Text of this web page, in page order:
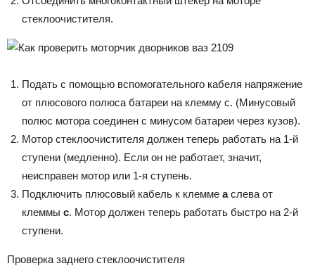
стеклоочистителя.
Подать с помощью вспомогательного кабеля напряжение
от плюсового полюса батареи на клемму с. (Минусовый
полюс мотора соединен с минусом батареи через кузов).
Мотор стеклоочистителя должен теперь работать на 1-й
ступени (медленно). Если он не работает, значит,
неисправен мотор или 1-я ступень.
Подключить плюсовый кабель к клемме аслева от
клеммы с. Мотор должен теперь работать быстро на 2-й
ступени.
Проверка заднего стеклоочистителя